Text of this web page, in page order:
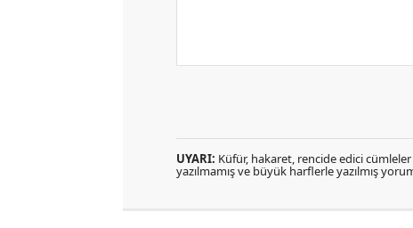
UYARI: Küfür, hakaret, rencide edici cümleler
yazılmamış ve büyük harflerle yazılmış